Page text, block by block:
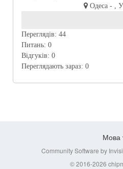
Одеса - ,
Переглядів: 44
Питань: 0
Відгуків: 0
Переглядають зараз: 0
Мова
Community Software by
© 2016-2026